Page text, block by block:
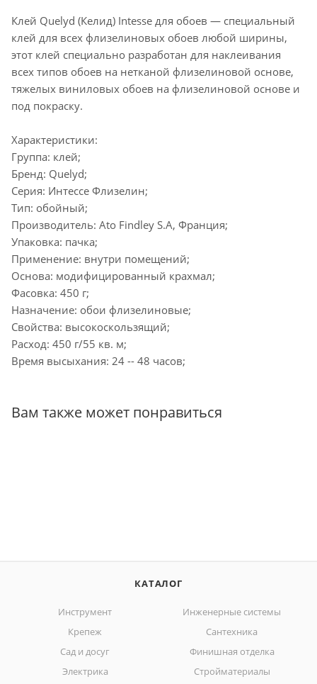
Клей Quelyd (Келид) Intesse для обоев — специальный
клей для всех флизелиновых обоев любой ширины,
этот клей специально разработан для наклеивания
всех типов обоев на нетканой флизелиновой основе,
тяжелых виниловых обоев на флизелиновой основе и
под покраску.
Характеристики:
Группа: клей;
Бренд: Quelyd;
Серия: Интессе Флизелин;
Тип: обойный;
Производитель: Ato Findley S.A, Франция;
Упаковка: пачка;
Применение: внутри помещений;
Основа: модифицированный крахмал;
Фасовка: 450 г;
Назначение: обои флизелиновые;
Свойства: высокоскользящий;
Расход: 450 г/55 кв. м;
Время высыхания: 24 -- 48 часов;
Вам также может понравиться
КАТАЛОГ
Инструмент
Инженерные системы
Крепеж
Сантехника
Сад и досуг
Финишная отделка
Электрика
Стройматериалы